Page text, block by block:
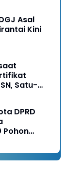
Asal
Kini
Satu-
DPRD
Pohon